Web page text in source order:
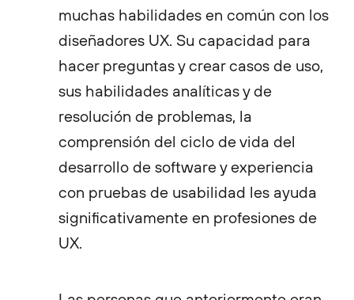
muchas habilidades en común con los
diseñadores UX. Su capacidad para
hacer preguntas y crear casos de uso,
sus habilidades analíticas y de
resolución de problemas, la
comprensión del ciclo de vida del
desarrollo de software y experiencia
con pruebas de usabilidad les ayuda
significativamente en profesiones de
UX.